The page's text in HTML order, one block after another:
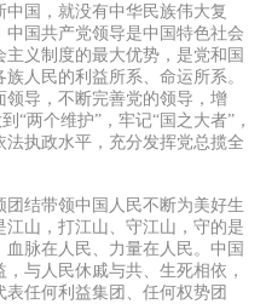
国，就没有中华民族伟大复
国共产党领导是中国特色社会
义制度的最大优势，是党和国
人民的利益所系、命运所系。
导，不断完善党的领导，增
“两个维护”，牢记“国之大者”，
执政水平，充分发挥党总揽全
带领中国人民不断为美好生
山，打江山、守江山，守的是
脉在人民、力量在人民。中国
与人民休戚与共、生死相依，
任何利益集团、任何权势团